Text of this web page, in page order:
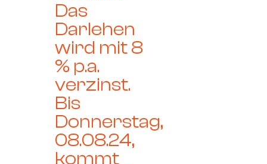
Das
Darlehen
wird mit 8
% p.a.
verzinst.
Bis
Donnerstag,
08.08.24,
kommt